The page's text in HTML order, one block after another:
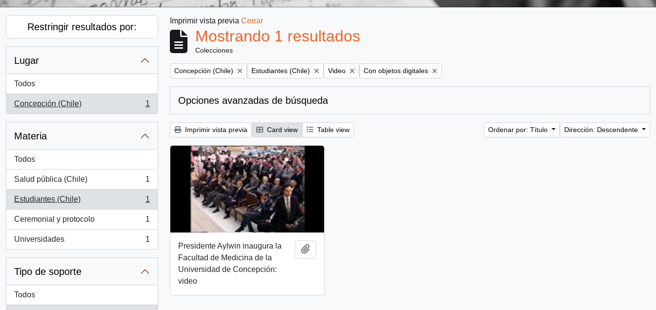
Restringir resultados por:
Lugar
Todos
Concepción (Chile)
, 1 resultados
1
Materia
Todos
Salud pública (Chile)
, 1 resultados
1
Estudiantes (Chile)
, 1 resultados
1
Ceremonial y protocolo
, 1 resultados
1
Universidades
, 1 resultados
1
Tipo de soporte
Todos
Imprimir vista previa Cerrar
Mostrando 1 resultados
Colecciones
Remove filter:
Concepción (Chile) Remove filter:
Estudiantes (Chile) Remove filter:
Video Remove filter:
Con objetos digitales
Opciones avanzadas de búsqueda
Imprimir vista previa Card view Table view Ordenar por: Título Dirección: Descendente
Presidente Aylwin inaugura la
Facultad de Medicina de la
Universidad de Concepción:
video